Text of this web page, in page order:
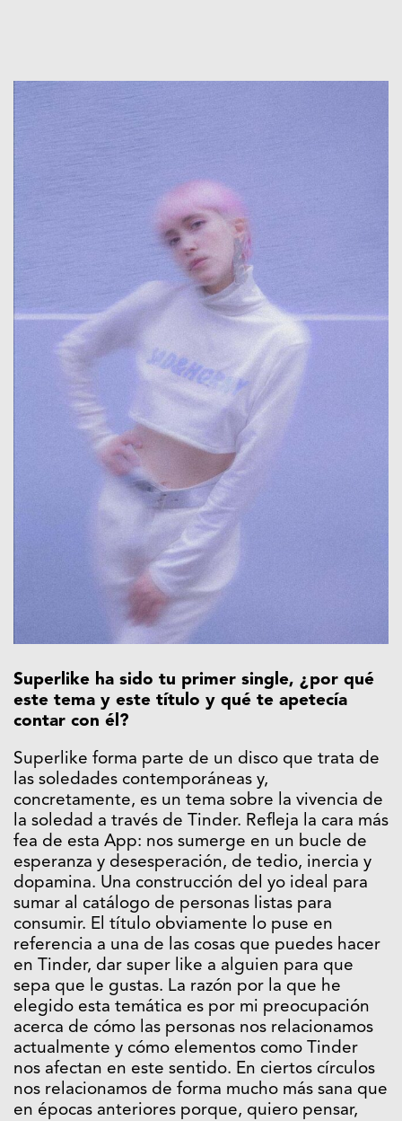
Superlike ha sido tu primer single, ¿por qué
este tema y este título y qué te apetecía
contar con él?
Superlike forma parte de un disco que trata de
las soledades contemporáneas y,
concretamente, es un tema sobre la vivencia de
la soledad a través de Tinder. Refleja la cara más
fea de esta App: nos sumerge en un bucle de
esperanza y desesperación, de tedio, inercia y
dopamina. Una construcción del yo ideal para
sumar al catálogo de personas listas para
consumir. El título obviamente lo puse en
referencia a una de las cosas que puedes hacer
en Tinder, dar super like a alguien para que
sepa que le gustas. La razón por la que he
elegido esta temática es por mi preocupación
acerca de cómo las personas nos relacionamos
actualmente y cómo elementos como Tinder
nos afectan en este sentido. En ciertos círculos
nos relacionamos de forma mucho más sana que
en épocas anteriores porque, quiero pensar,